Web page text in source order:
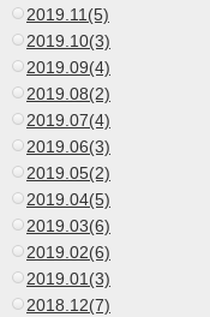
2019.11(5)
2019.10(3)
2019.09(4)
2019.08(2)
2019.07(4)
2019.06(3)
2019.05(2)
2019.04(5)
2019.03(6)
2019.02(6)
2019.01(3)
2018.12(7)